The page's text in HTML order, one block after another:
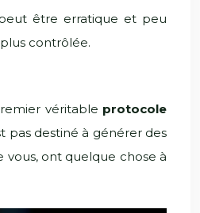
être erratique et peu
contrôlée.
véritable protocole
pas destiné à générer des
vous, ont quelque chose à